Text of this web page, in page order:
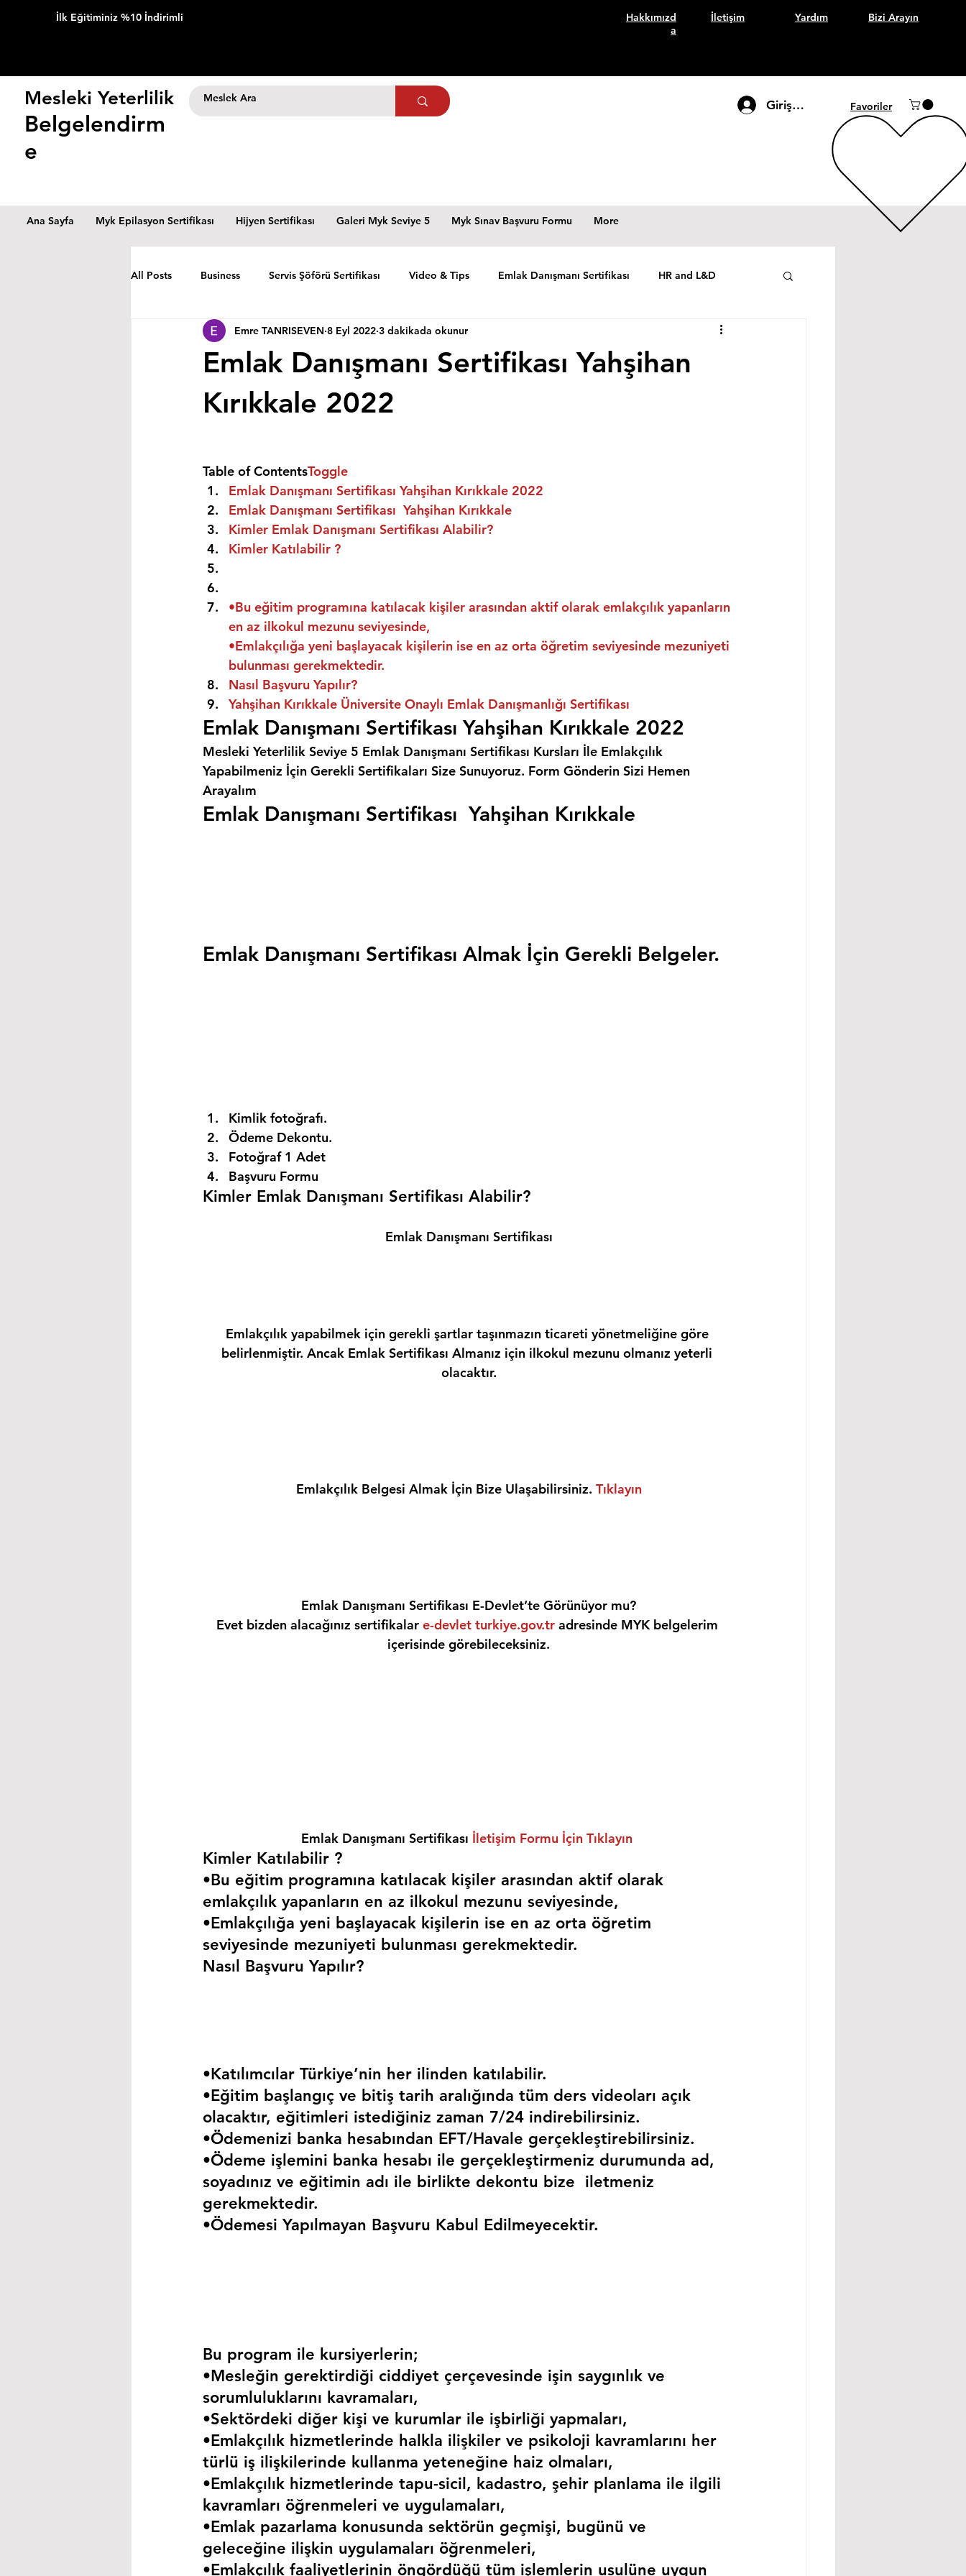
İlk Eğitiminiz %10 İndirimli
Hakkımızd
a
İletişim Yardım Bizi Arayın
Mesleki Yeterlilik
Belgelendirm
e
Giriş Yap Favoriler
Ana Sayfa Myk Epilasyon Sertifikası Hijyen Sertifikası Galeri Myk Seviye 5 Myk Sınav Başvuru Formu More
All Posts Business Servis Şöförü Sertifikası Video & Tips Emlak Danışmanı Sertifikası HR and L&D
Emlak Danışmanı Sertifikası Yahşihan
Kırıkkale 2022
Emre TANRISEVEN 8 Eyl 2022 3 dakikada okunur
Table of ContentsToggle
Emlak Danışmanı Sertifikası Yahşihan Kırıkkale 2022
Emlak Danışmanı Sertifikası  Yahşihan Kırıkkale
Kimler Emlak Danışmanı Sertifikası Alabilir?
Kimler Katılabilir ?
•Bu eğitim programına katılacak kişiler arasından aktif olarak emlakçılık yapanların
en az ilkokul mezunu seviyesinde,
•Emlakçılığa yeni başlayacak kişilerin ise en az orta öğretim seviyesinde mezuniyeti
bulunması gerekmektedir.
Nasıl Başvuru Yapılır?
Yahşihan Kırıkkale Üniversite Onaylı Emlak Danışmanlığı Sertifikası
Emlak Danışmanı Sertifikası Yahşihan Kırıkkale 2022
Mesleki Yeterlilik Seviye 5 Emlak Danışmanı Sertifikası Kursları İle Emlakçılık
Yapabilmeniz İçin Gerekli Sertifikaları Size Sunuyoruz. Form Gönderin Sizi Hemen
Arayalım
Emlak Danışmanı Sertifikası  Yahşihan Kırıkkale
Emlak Danışmanı Sertifikası Almak İçin Gerekli Belgeler.
Kimlik fotoğrafı.
Ödeme Dekontu.
Fotoğraf 1 Adet
Başvuru Formu
Kimler Emlak Danışmanı Sertifikası Alabilir?
Emlak Danışmanı Sertifikası
Emlakçılık yapabilmek için gerekli şartlar taşınmazın ticareti yönetmeliğine göre
belirlenmiştir. Ancak Emlak Sertifikası Almanız için ilkokul mezunu olmanız yeterli
olacaktır.
Emlakçılık Belgesi Almak İçin Bize Ulaşabilirsiniz. Tıklayın
Emlak Danışmanı Sertifikası E-Devlet’te Görünüyor mu?
Evet bizden alacağınız sertifikalar e-devlet turkiye.gov.tr adresinde MYK belgelerim
içerisinde görebileceksiniz.
Emlak Danışmanı Sertifikası İletişim Formu İçin Tıklayın
Kimler Katılabilir ?
•Bu eğitim programına katılacak kişiler arasından aktif olarak
emlakçılık yapanların en az ilkokul mezunu seviyesinde,
•Emlakçılığa yeni başlayacak kişilerin ise en az orta öğretim
seviyesinde mezuniyeti bulunması gerekmektedir.
Nasıl Başvuru Yapılır?
•Katılımcılar Türkiye’nin her ilinden katılabilir.
•Eğitim başlangıç ve bitiş tarih aralığında tüm ders videoları açık
olacaktır, eğitimleri istediğiniz zaman 7/24 indirebilirsiniz.
•Ödemenizi banka hesabından EFT/Havale gerçekleştirebilirsiniz.
•Ödeme işlemini banka hesabı ile gerçekleştirmeniz durumunda ad,
soyadınız ve eğitimin adı ile birlikte dekontu bize  iletmeniz
gerekmektedir.
•Ödemesi Yapılmayan Başvuru Kabul Edilmeyecektir.
Bu program ile kursiyerlerin;
•Mesleğin gerektirdiği ciddiyet çerçevesinde işin saygınlık ve
sorumluluklarını kavramaları,
•Sektördeki diğer kişi ve kurumlar ile işbirliği yapmaları,
•Emlakçılık hizmetlerinde halkla ilişkiler ve psikoloji kavramlarını her
türlü iş ilişkilerinde kullanma yeteneğine haiz olmaları,
•Emlakçılık hizmetlerinde tapu-sicil, kadastro, şehir planlama ile ilgili
kavramları öğrenmeleri ve uygulamaları,
•Emlak pazarlama konusunda sektörün geçmişi, bugünü ve
geleceğine ilişkin uygulamaları öğrenmeleri,
•Emlakçılık faaliyetlerinin öngördüğü tüm işlemlerin usulüne uygun